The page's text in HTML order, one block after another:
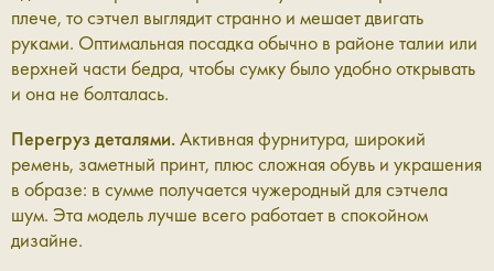
плече, то сэтчел выглядит странно и мешает двигать
руками. Оптимальная посадка обычно в районе талии или
верхней части бедра, чтобы сумку было удобно открывать
и она не болталась.
Перегруз деталями.Активная фурнитура, широкий
ремень, заметный принт, плюс сложная обувь и украшения
в образе: в сумме получается чужеродный для сэтчела
шум. Эта модель лучше всего работает в спокойном
дизайне.